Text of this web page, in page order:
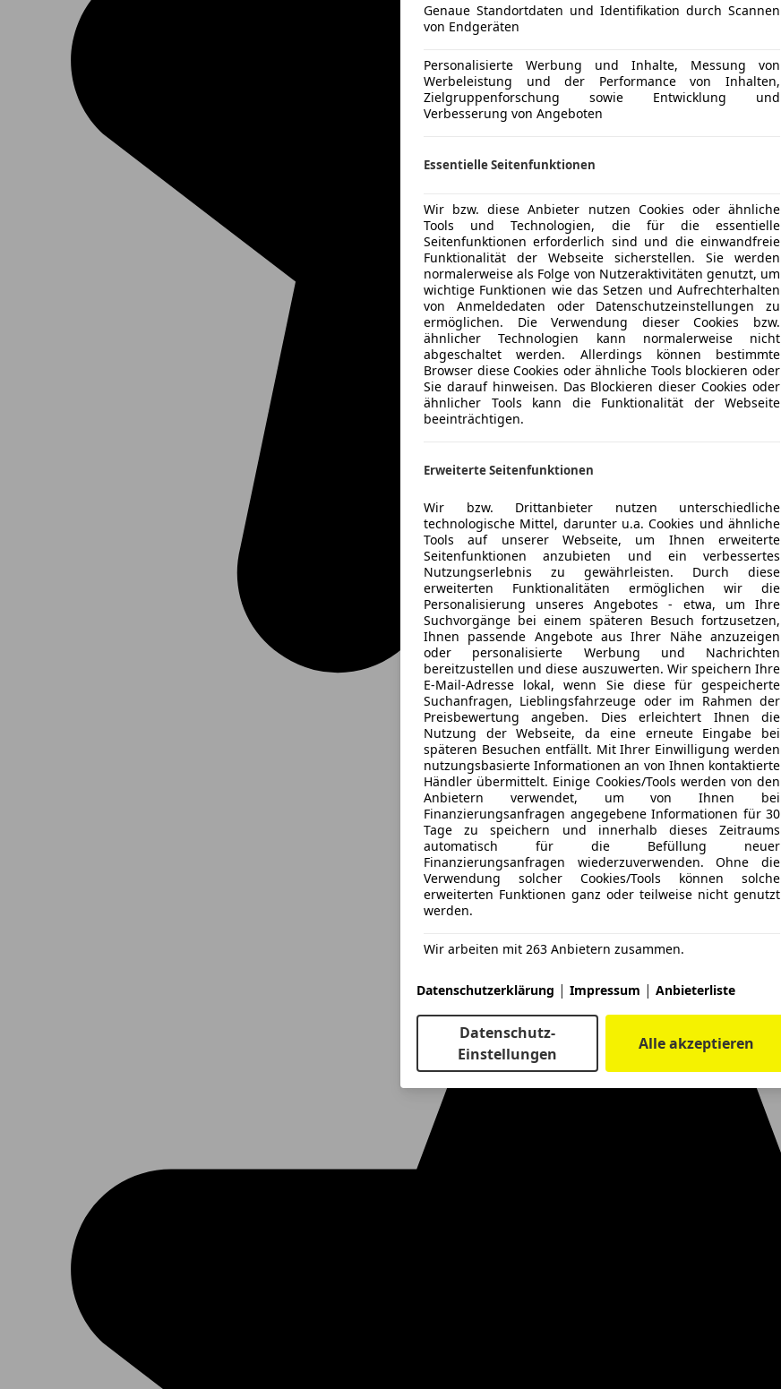
Genaue Standortdaten und Identifikation durch Scannen
von Endgeräten
Personalisierte Werbung und Inhalte, Messung von
Werbeleistung und der Performance von Inhalten,
Zielgruppenforschung sowie Entwicklung und
Verbesserung von Angeboten
Essentielle Seitenfunktionen
Wir bzw. diese Anbieter nutzen Cookies oder ähnliche
Tools und Technologien, die für die essentielle
Seitenfunktionen erforderlich sind und die einwandfreie
Funktionalität der Webseite sicherstellen. Sie werden
normalerweise als Folge von Nutzeraktivitäten genutzt, um
wichtige Funktionen wie das Setzen und Aufrechterhalten
von Anmeldedaten oder Datenschutzeinstellungen zu
ermöglichen. Die Verwendung dieser Cookies bzw.
ähnlicher Technologien kann normalerweise nicht
abgeschaltet werden. Allerdings können bestimmte
Browser diese Cookies oder ähnliche Tools blockieren oder
Sie darauf hinweisen. Das Blockieren dieser Cookies oder
ähnlicher Tools kann die Funktionalität der Webseite
beeinträchtigen.
Erweiterte Seitenfunktionen
Wir bzw. Drittanbieter nutzen unterschiedliche
technologische Mittel, darunter u.a. Cookies und ähnliche
Tools auf unserer Webseite, um Ihnen erweiterte
Seitenfunktionen anzubieten und ein verbessertes
Nutzungserlebnis zu gewährleisten. Durch diese
erweiterten Funktionalitäten ermöglichen wir die
Personalisierung unseres Angebotes - etwa, um Ihre
Suchvorgänge bei einem späteren Besuch fortzusetzen,
Ihnen passende Angebote aus Ihrer Nähe anzuzeigen
oder personalisierte Werbung und Nachrichten
bereitzustellen und diese auszuwerten. Wir speichern Ihre
E-Mail-Adresse lokal, wenn Sie diese für gespeicherte
Suchanfragen, Lieblingsfahrzeuge oder im Rahmen der
Preisbewertung angeben. Dies erleichtert Ihnen die
Nutzung der Webseite, da eine erneute Eingabe bei
späteren Besuchen entfällt. Mit Ihrer Einwilligung werden
nutzungsbasierte Informationen an von Ihnen kontaktierte
Händler übermittelt. Einige Cookies/Tools werden von den
Anbietern verwendet, um von Ihnen bei
Finanzierungsanfragen angegebene Informationen für 30
Tage zu speichern und innerhalb dieses Zeitraums
automatisch für die Befüllung neuer
Finanzierungsanfragen wiederzuverwenden. Ohne die
Verwendung solcher Cookies/Tools können solche
erweiterten Funktionen ganz oder teilweise nicht genutzt
werden.
Wir arbeiten mit 263 Anbietern zusammen.
Datenschutzerklärung | Impressum | Anbieterliste
Datenschutz-
Einstellungen
Alle akzeptieren